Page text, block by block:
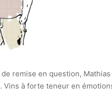
remise en question,
Vins à forte teneur en